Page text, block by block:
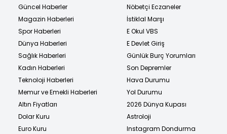
Güncel Haberler
Magazin Haberleri
Spor Haberleri
Dünya Haberleri
Sağlık Haberleri
Kadın Haberleri
Teknoloji Haberleri
Memur ve Emekli Haberleri
Altın Fiyatları
Dolar Kuru
Euro Kuru
Nöbetçi Eczaneler
İstiklal Marşı
E Okul VBS
E Devlet Giriş
Günlük Burç Yorumları
Son Depremler
Hava Durumu
Yol Durumu
2026 Dünya Kupası
Astroloji
Instagram Dondurma